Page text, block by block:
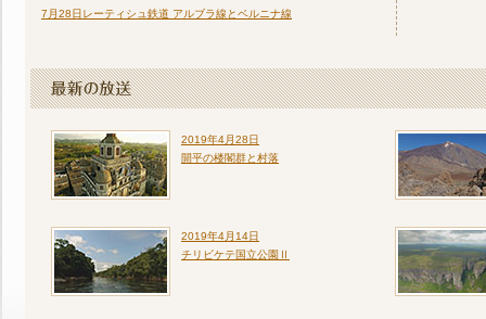
7月28日レーティシュ鉄道 アルブラ線とベルニナ線
2019年4月28日
開平の楼閣群と村落
2019年4月14日
チリビケテ国立公園Ⅱ